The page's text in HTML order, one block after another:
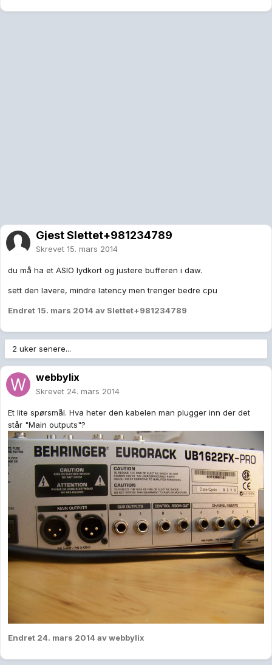
Gjest Slettet+981234789
Skrevet 15. mars 2014
du må ha et ASIO lydkort og justere bufferen i daw.
sett den lavere, mindre latency men trenger bedre cpu
Endret 15. mars 2014 av Slettet+981234789
2 uker senere...
webbylix
Skrevet 24. mars 2014
Et lite spørsmål. Hva heter den kabelen man plugger inn der det
står "Main outputs"?
Endret 24. mars 2014 av webbylix